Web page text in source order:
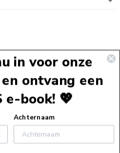
in voor onze
ontvang een
e-book! 💖
Achternaam